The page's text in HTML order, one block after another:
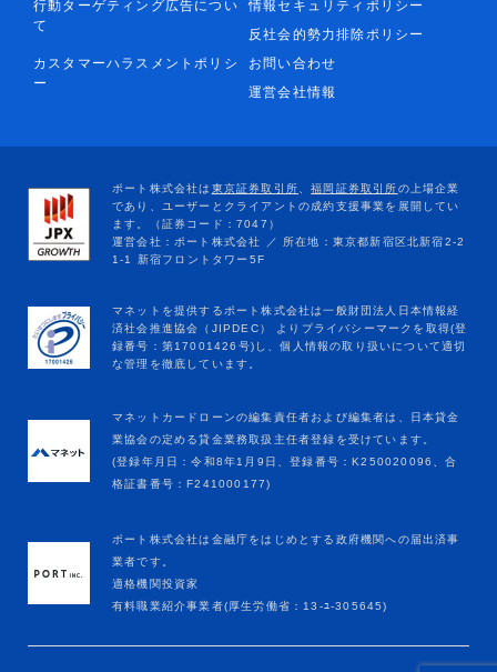
行動ターゲティング広告につい
て
情報セキュリティポリシー
反社会的勢力排除ポリシー
カスタマーハラスメントポリシ
ー
お問い合わせ
運営会社情報
マネットカードローンの編集責任者および編集者は、日本貸金
業協会の定める貸金業務取扱主任者登録を受けています。
(登録年月日：令和8年1月9日、登録番号：K250020096、合
格証書番号：F241000177)
ポート株式会社は金融庁をはじめとする政府機関への届出済事
業者です。
適格機関投資家
有料職業紹介事業者(厚生労働省：13-ﾕ-305645)